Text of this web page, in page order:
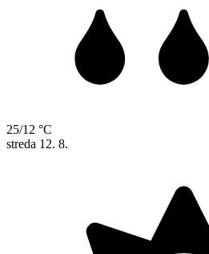
25/12 °C
streda 12. 8.